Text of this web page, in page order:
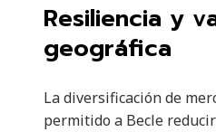
Resiliencia y
geográfica
La diversificación de
permitido a Becle